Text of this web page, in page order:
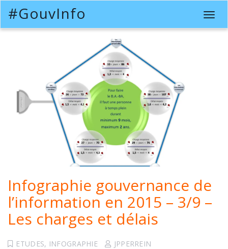
T
o
n
#GouvInfo
Infographie gouvernance de
l’information en 2015 – 3/9 –
Les charges et délais
ETUDES, INFOGRAPHIE JPPERREIN